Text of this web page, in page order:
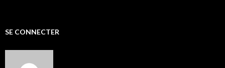
SE CONNECTER